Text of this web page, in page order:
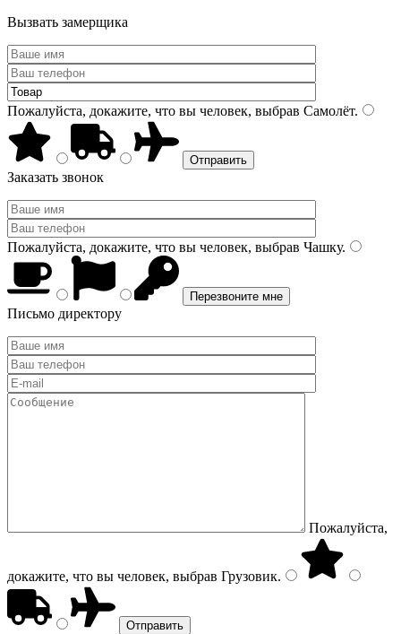
Вызвать замерщика
Пожалуйста, докажите, что вы человек, выбрав Самолёт.
Заказать звонок
Пожалуйста, докажите, что вы человек, выбрав Чашку.
Письмо директору
Пожалуйста,
докажите, что вы человек, выбрав Грузовик.